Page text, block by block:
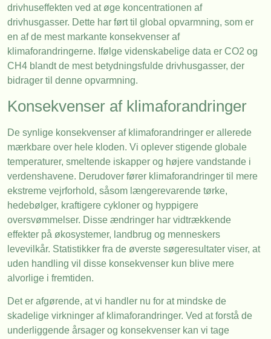
drivhuseffekten ved at øge koncentrationen af
drivhusgasser. Dette har ført til global opvarmning, som er
en af de mest markante konsekvenser af
klimaforandringerne. Ifølge videnskabelige data er CO2 og
CH4 blandt de mest betydningsfulde drivhusgasser, der
bidrager til denne opvarmning.
Konsekvenser af klimaforandringer
De synlige konsekvenser af klimaforandringer er allerede
mærkbare over hele kloden. Vi oplever stigende globale
temperaturer, smeltende iskapper og højere vandstande i
verdenshavene. Derudover fører klimaforandringer til mere
ekstreme vejrforhold, såsom længerevarende tørke,
hedebølger, kraftigere cykloner og hyppigere
oversvømmelser. Disse ændringer har vidtrækkende
effekter på økosystemer, landbrug og menneskers
levevilkår. Statistikker fra de øverste søgeresultater viser, at
uden handling vil disse konsekvenser kun blive mere
alvorlige i fremtiden.
Det er afgørende, at vi handler nu for at mindske de
skadelige virkninger af klimaforandringer. Ved at forstå de
underliggende årsager og konsekvenser kan vi tage